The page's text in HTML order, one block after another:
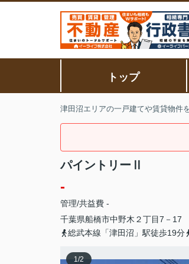
トップ
津田沼エリアの一戸建てや賃貸物件
パイントリーⅡ
-
管理/共益費 -
千葉県船橋市中野木 ２丁目7－17
総武本線「津田沼」駅徒歩19分
1/2